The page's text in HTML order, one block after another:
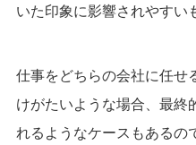
いた印象に影響されやすい
仕事をどちらの会社に任せ
けがたいような場合、最終
れるようなケースもあるの